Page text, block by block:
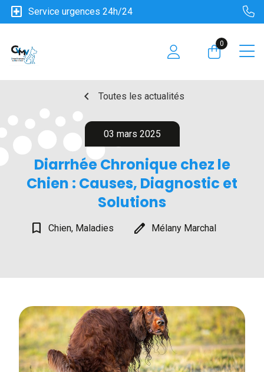
local_hospital Service urgences 24h/24
0
chevron_left Toutes les actualités
03 mars 2025
Diarrhée Chronique chez le
Chien : Causes, Diagnostic et
Solutions
bookmark_border Chien, Maladies edit Mélany Marchal